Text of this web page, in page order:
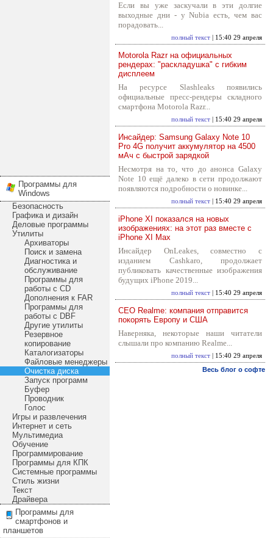
Программы для
Windows
Безопасность
Графика и дизайн
Деловые программы
Утилиты
Архиваторы
Поиск и замена
Диагностика и
обслуживание
Программы для
работы с CD
Дополнения к FAR
Программы для
работы с DBF
Другие утилиты
Резервное
копирование
Каталогизаторы
Файловые менеджеры
Очистка диска
Запуск программ
Буфер
Проводник
Голос
Игры и развлечения
Интернет и сеть
Мультимедиа
Обучение
Программирование
Программы для КПК
Системные программы
Стиль жизни
Текст
Драйвера
Программы для
смартфонов и
планшетов
Если вы уже заскучали в эти долгие
выходные дни - у Nubia есть, чем вас
порадовать...
полный текст | 15:40 29 апреля
Motorola Razr на официальных
рендерах: "раскладушка" с гибким
дисплеем
На ресурсе Slashleaks появились
официальные пресс-рендеры складного
смартфона Motorola Razr...
полный текст | 15:40 29 апреля
Инсайдер: Samsung Galaxy Note 10
Pro 4G получит аккумулятор на 4500
мАч с быстрой зарядкой
Несмотря на то, что до анонса Galaxy
Note 10 ещё далеко в сети продолжают
появляются подробности о новинке...
полный текст | 15:40 29 апреля
iPhone XI показался на новых
изображениях: на этот раз вместе с
iPhone XI Max
Инсайдер OnLeakes, совместно с
изданием Cashkaro, продолжает
публиковать качественные изображения
будущих iPhone 2019...
полный текст | 15:40 29 апреля
CEO Realme: компания отправится
покорять Европу и США
Наверняка, некоторые наши читатели
слышали про компанию Realme...
полный текст | 15:40 29 апреля
Весь блог о софте